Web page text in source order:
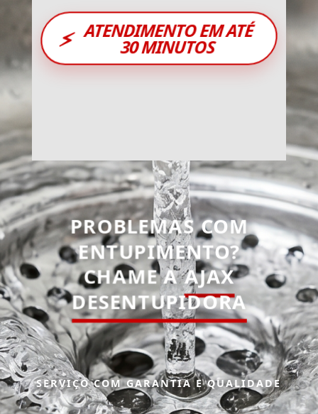
⚡ ATENDIMENTO EM ATÉ
30 MINUTOS
PROBLEMAS COM
ENTUPIMENTO?
CHAME AAJAX
DESENTUPIDORA
SERVIÇO COM GARANTIA E QUALIDADE